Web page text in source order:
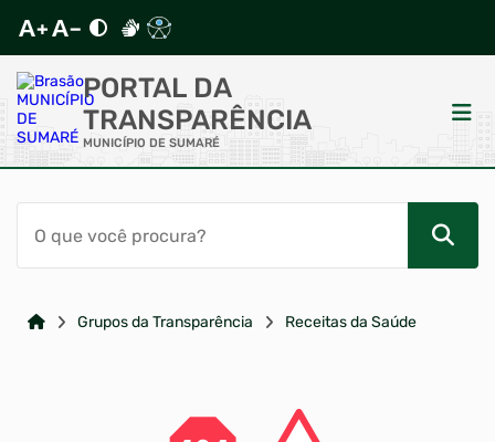
PORTAL DA
TRANSPARÊNCIA
MUNICÍPIO DE SUMARÉ
ACESSO RÁPIDO
Acessibilidade
CidadãoGrupos da Transparência Receitas da Saúde